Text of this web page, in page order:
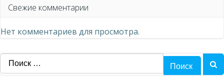
Свежие комментарии
Нет комментариев для просмотра.
Найти: